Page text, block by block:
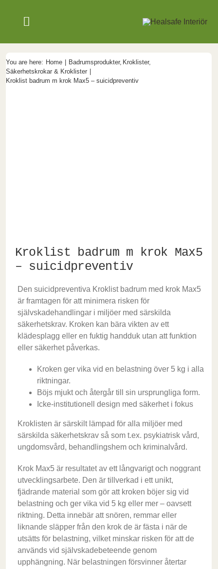
contentToggle
Navigation
PRODUKTER
You are here: Home Badrumsprodukter Kroklister
Säkerhetskrokar & Kroklister
Kroklist badrum m krok Max5 – suicidpreventiv
Kroklist badrum m krok Max5
– suicidpreventiv
Den suicidpreventiva Kroklist badrum med krok Max5
är framtagen för att minimera risken för
självskadehandlingar i miljöer med särskilda
säkerhetskrav. Kroken kan bära vikten av ett
klädesplagg eller en fuktig handduk utan att funktion
eller säkerhet påverkas.
Kroken ger vika vid en belastning över 5 kg i alla
riktningar.
Böjs mjukt och återgår till sin ursprungliga form.
Icke-institutionell design med säkerhet i fokus
Kroklisten är särskilt lämpad för alla miljöer med
särskilda säkerhetskrav så som t.ex. psykiatrisk vård,
ungdomsvård, behandlingshem och kriminalvård.
Krok Max5 är resultatet av ett långvarigt och noggrant
utvecklingsarbete. Den är tillverkad i ett unikt,
fjädrande material som gör att kroken böjer sig vid
belastning och ger vika vid 5 kg eller mer – oavsett
riktning. Detta innebär att snören, remmar eller
liknande släpper från den krok de är fästa i när de
utsätts för belastning, vilket minskar risken för att de
används vid självskadebeteende genom
upphängning. När belastningen försvinner återtar